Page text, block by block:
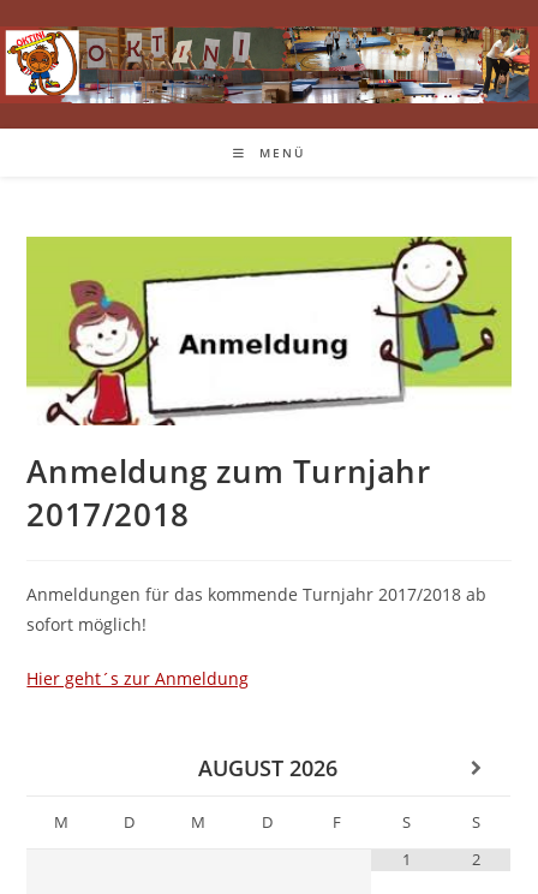
Inhalt
springen
MENÜ
Anmeldung zum Turnjahr
2017/2018
Anmeldungen für das kommende Turnjahr 2017/2018 ab
sofort möglich!
Hier geht´s zur Anmeldung
AUGUST 2026
M D M D F S
S
1
2